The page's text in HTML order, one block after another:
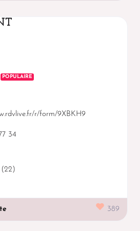
POPULAIRE
r/form/9XBKH9
34
(22)
389